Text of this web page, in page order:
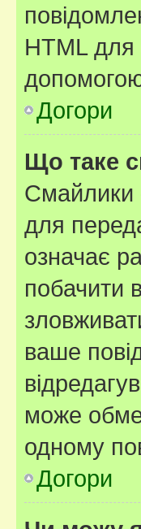
HTML для
Догори
Що таке
Смайлики
для
означає
побачити
ваше
може
одному
Догори